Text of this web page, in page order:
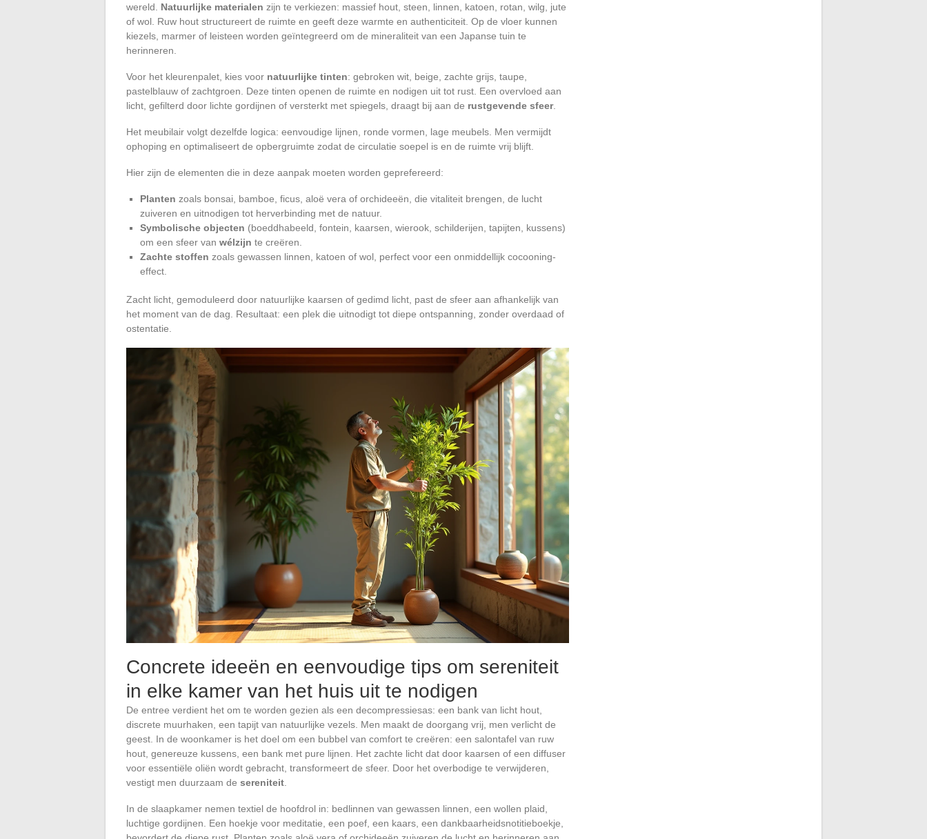
wereld. Natuurlijke materialen zijn te verkiezen: massief hout, steen, linnen, katoen, rotan, wilg, jute
of wol. Ruw hout structureert de ruimte en geeft deze warmte en authenticiteit. Op de vloer kunnen
kiezels, marmer of leisteen worden geïntegreerd om de mineraliteit van een Japanse tuin te
herinneren.
Voor het kleurenpalet, kies voor natuurlijke tinten: gebroken wit, beige, zachte grijs, taupe,
pastelblauw of zachtgroen. Deze tinten openen de ruimte en nodigen uit tot rust. Een overvloed aan
licht, gefilterd door lichte gordijnen of versterkt met spiegels, draagt bij aan de rustgevende sfeer.
Het meubilair volgt dezelfde logica: eenvoudige lijnen, ronde vormen, lage meubels. Men vermijdt
ophoping en optimaliseert de opbergruimte zodat de circulatie soepel is en de ruimte vrij blijft.
Hier zijn de elementen die in deze aanpak moeten worden geprefereerd:
Planten zoals bonsai, bamboe, ficus, aloë vera of orchideeën, die vitaliteit brengen, de lucht
zuiveren en uitnodigen tot herverbinding met de natuur.
Symbolische objecten (boeddhabeeld, fontein, kaarsen, wierook, schilderijen, tapijten, kussens)
om een sfeer van wélzijn te creëren.
Zachte stoffen zoals gewassen linnen, katoen of wol, perfect voor een onmiddellijk cocooning-
effect.
Zacht licht, gemoduleerd door natuurlijke kaarsen of gedimd licht, past de sfeer aan afhankelijk van
het moment van de dag. Resultaat: een plek die uitnodigt tot diepe ontspanning, zonder overdaad of
ostentatie.
Concrete ideeën en eenvoudige tips om sereniteit
in elke kamer van het huis uit te nodigen
De entree verdient het om te worden gezien als een decompressiesas: een bank van licht hout,
discrete muurhaken, een tapijt van natuurlijke vezels. Men maakt de doorgang vrij, men verlicht de
geest. In de woonkamer is het doel om een bubbel van comfort te creëren: een salontafel van ruw
hout, genereuze kussens, een bank met pure lijnen. Het zachte licht dat door kaarsen of een diffuser
voor essentiële oliën wordt gebracht, transformeert de sfeer. Door het overbodige te verwijderen,
vestigt men duurzaam de sereniteit
In de slaapkamer nemen textiel de hoofdrol in: bedlinnen van gewassen linnen, een wollen plaid,
luchtige gordijnen. Een hoekje voor meditatie, een poef, een kaars, een dankbaarheidsnotitieboekje,